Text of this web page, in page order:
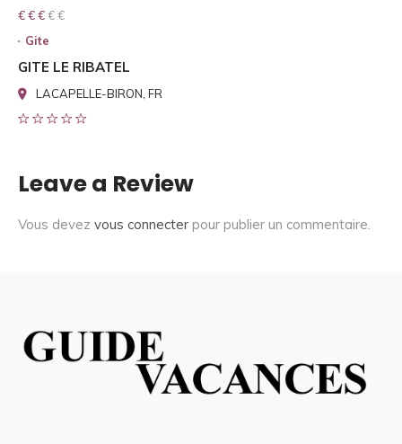
€ € € € €
€ € €
Gite
GITE LE RIBATEL
LACAPELLE-BIRON, FR
Leave a Review
Vous devez vous connecter pour publier un commentaire.